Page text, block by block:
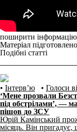
поширити інформацію
Матеріал
Подібні статті
• Інтерв’ю • Голоси
‘Мене прозвали
під обстрілами’, —
пішов до ЗСУ
Юрій Камінський
місяць. Він